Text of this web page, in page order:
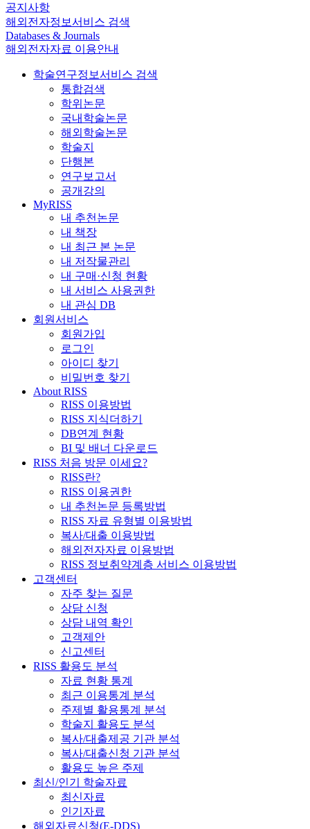
공지사항
해외전자정보서비스 검색
Databases & Journals
해외전자자료 이용안내
학술연구정보서비스 검색
통합검색
학위논문
국내학술논문
해외학술논문
학술지
단행본
연구보고서
공개강의
MyRISS
내 추천논문
내 책장
내 최근 본 논문
내 저작물관리
내 구매·신청 현황
내 서비스 사용권한
내 관심 DB
회원서비스
회원가입
로그인
아이디 찾기
비밀번호 찾기
About RISS
RISS 이용방법
RISS 지식더하기
DB연계 현황
BI 및 배너 다운로드
RISS 처음 방문 이세요?
RISS란?
RISS 이용권한
내 추천논문 등록방법
RISS 자료 유형별 이용방법
복사/대출 이용방법
해외전자자료 이용방법
RISS 정보취약계층 서비스 이용방법
고객센터
자주 찾는 질문
상담 신청
상담 내역 확인
고객제안
신고센터
RISS 활용도 분석
자료 현황 통계
최근 이용통계 분석
주제별 활용통계 분석
학술지 활용도 분석
복사/대출제공 기관 분석
복사/대출신청 기관 분석
활용도 높은 주제
최신/인기 학술자료
최신자료
인기자료
해외자료신청(E-DDS)